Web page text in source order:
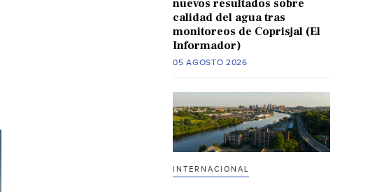
nuevos resultados sobre
calidad del agua tras
monitoreos de Coprisjal (El
Informador)
05 AGOSTO 2026
INTERNACIONAL